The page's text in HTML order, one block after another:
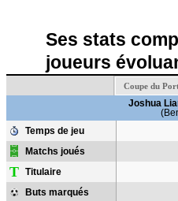
Ses stats
joueurs
Coupe du
Joshua
Temps de jeu
Matchs joués
T Titulaire
Buts marqués